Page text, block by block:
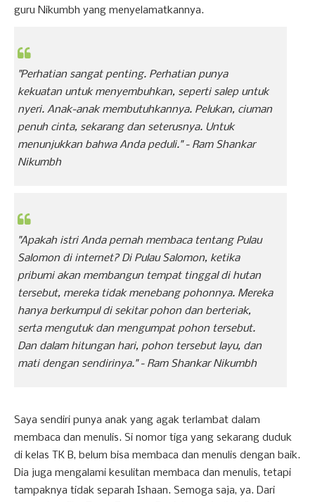
guru Nikumbh yang menyelamatkannya.
"Perhatian sangat penting. Perhatian punya
kekuatan untuk menyembuhkan, seperti salep untuk
nyeri. Anak-anak membutuhkannya. Pelukan, ciuman
penuh cinta, sekarang dan seterusnya. Untuk
menunjukkan bahwa Anda peduli."- Ram Shankar
Nikumbh
"Apakah istri Anda pernah membaca tentang Pulau
Salomon di internet? Di Pulau Salomon, ketika
pribumi akan membangun tempat tinggal di hutan
tersebut, mereka tidak menebang pohonnya. Mereka
hanya berkumpul di sekitar pohon dan berteriak,
serta mengutuk dan mengumpat pohon tersebut.
Dan dalam hitungan hari, pohon tersebut layu, dan
mati dengan sendirinya."- Ram Shankar Nikumbh
Saya sendiri punya anak yang agak terlambat dalam
membaca dan menulis. Si nomor tiga yang sekarang duduk
di kelas TK B, belum bisa membaca dan menulis dengan baik.
Dia juga mengalami kesulitan membaca dan menulis, tetapi
tampaknya tidak separah Ishaan. Semoga saja, ya. Dari